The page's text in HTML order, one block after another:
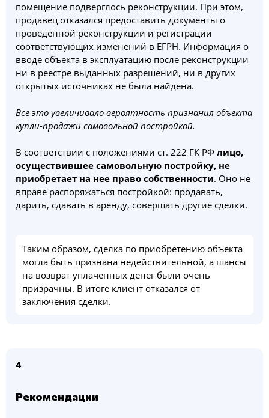
помещение подверглось реконструкции. При этом,
продавец отказался предоставить документы о
проведенной реконструкции и регистрации
соответствующих изменений в ЕГРН. Информация о
вводе объекта в эксплуатацию после реконструкции
ни в реестре выданных разрешений, ни в других
открытых источниках не была найдена.
Все это увеличивало вероятность признания объекта
купли-продажи самовольной постройкой.
В соответствии с положениями ст. 222 ГК РФ лицо,
осуществившее самовольную постройку, не
приобретает на нее право собственности. Оно не
вправе распоряжаться постройкой: продавать,
дарить, сдавать в аренду, совершать другие сделки.
Таким образом, сделка по приобретению объекта
могла быть признана недействительной, а шансы
на возврат уплаченных денег были очень
призрачны. В итоге клиент отказался от
заключения сделки.
4
Рекомендации